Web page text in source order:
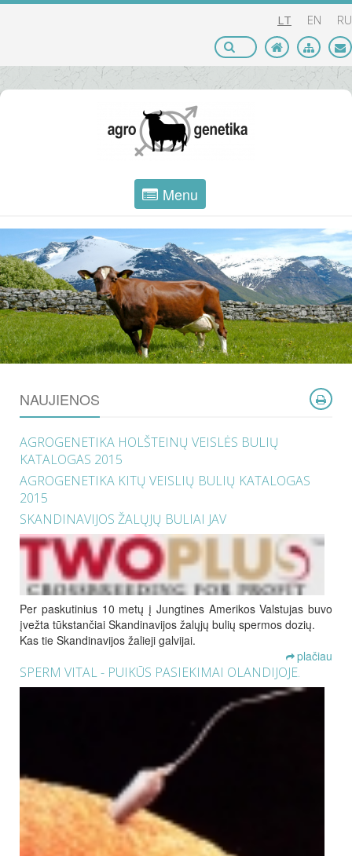
LT EN RU
Menu
NAUJIENOS
AGROGENETIKA HOLŠTEINŲ VEISLĖS BULIŲ
KATALOGAS 2015
AGROGENETIKA KITŲ VEISLIŲ BULIŲ KATALOGAS
2015
SKANDINAVIJOS ŽALŲJŲ BULIAI JAV
Per paskutinius 10 metų į Jungtines Amerikos Valstujas buvo
įvežta tūkstančiai Skandinavijos žalųjų bulių spermos dozių.
Kas tie Skandinavijos žalieji galvijai.
plačiau
SPERM VITAL - PUIKŪS PASIEKIMAI OLANDIJOJE.